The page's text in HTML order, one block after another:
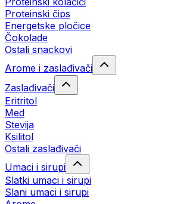
Proteinski čips
Energetske pločice
Čokolade
Ostali snackovi
Arome i zaslađivači
Zaslađivači
Eritritol
Med
Stevija
Ksilitol
Ostali zaslađivači
Umaci i sirupi
Slatki umaci i sirupi
Slani umaci i sirupi